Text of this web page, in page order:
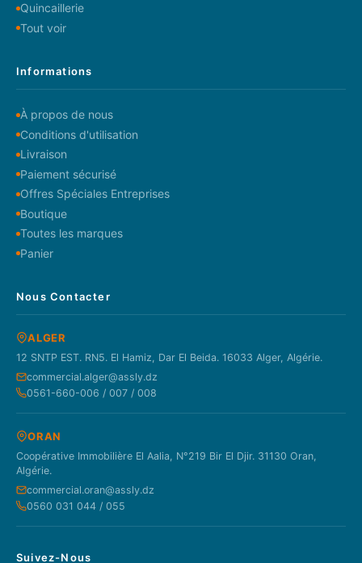
Quincaillerie
Tout voir
Informations
À propos de nous
Conditions d'utilisation
Livraison
Paiement sécurisé
Offres Spéciales Entreprises
Boutique
Toutes les marques
Panier
Nous Contacter
ALGER
12 SNTP EST. RN5. El Hamiz, Dar El Beida. 16033 Alger, Algérie.
commercial.alger@assly.dz
0561-660-006 / 007 / 008
ORAN
Coopérative Immobilière El Aalia, N°219 Bir El Djir. 31130 Oran,
Algérie.
commercial.oran@assly.dz
0560 031 044 / 055
Suivez-Nous